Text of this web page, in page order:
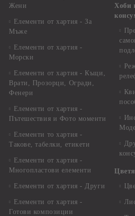
Жени
Елементи от хартия - За
Мъже
Елементи от хартия -
Морски
Елементи от хартия - Къщи,
Врати, Прозорци, Огради,
Фенери
Елементи от хартия -
Пътешествия и Фото моменти
Елементи то хартия -
Такове, табелки, етикети
Елементи от хартия -
Многопластови елементи
Елементи от хартия - Други
Елементи от хартия -
Готови композиции
Хоби